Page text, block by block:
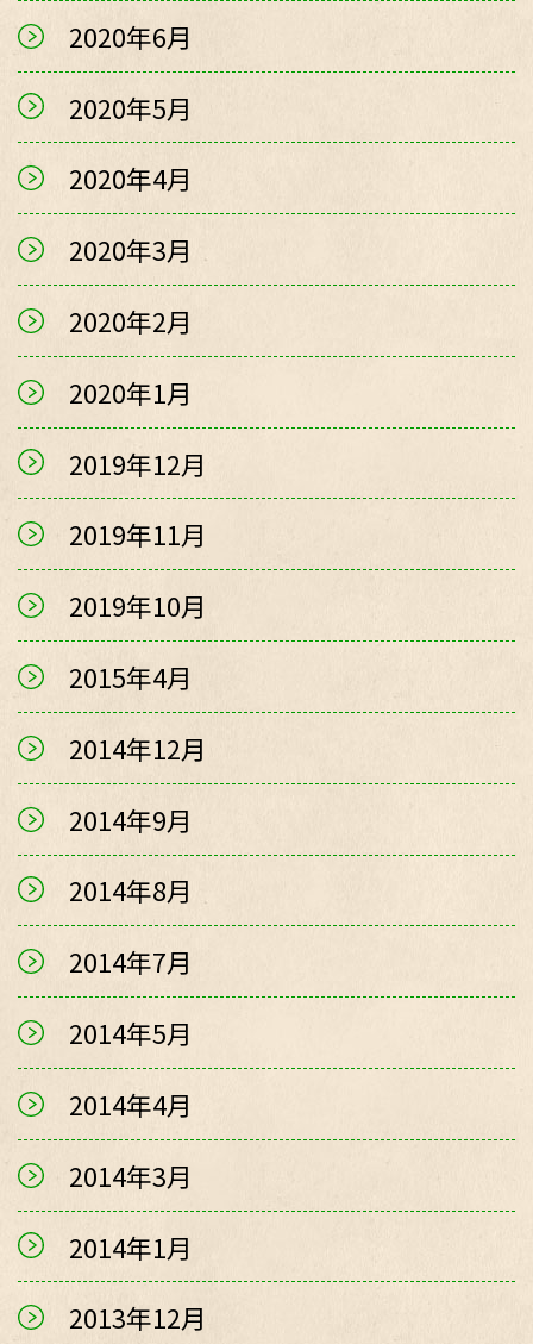
2020年6月
2020年5月
2020年4月
2020年3月
2020年2月
2020年1月
2019年12月
2019年11月
2019年10月
2015年4月
2014年12月
2014年9月
2014年8月
2014年7月
2014年5月
2014年4月
2014年3月
2014年1月
2013年12月